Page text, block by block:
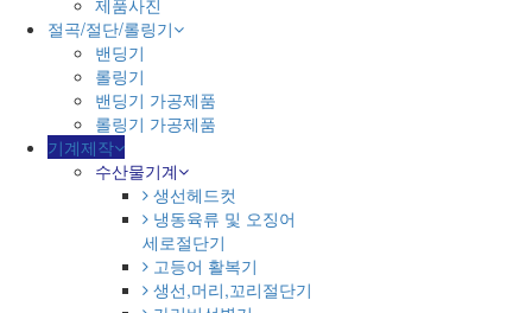
절곡/절단/롤링기
밴딩기
롤링기
밴딩기 가공제품
롤링기 가공제품
기계제작
수산물기계
생선헤드컷
냉동육류 및 오징어
세로절단기
고등어 활복기
생선,머리,꼬리절단기